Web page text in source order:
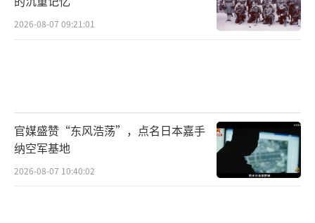
2026-08-07 09:21:01
官媒盛赞“东风浩荡”，点名日本嘉手
纳空军基地
2026-08-07 10:40:02